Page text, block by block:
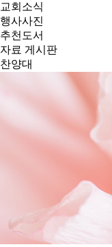
교회소식
행사사진
추천도서
자료 게시판
찬양대